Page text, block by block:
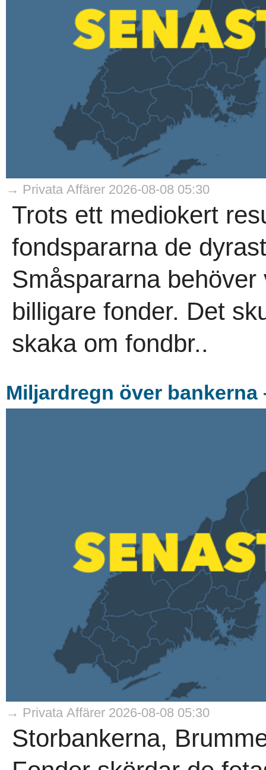
→ Privata Affärer 2026-08-08 05:30
Trots ett mediokert
fondspararna de
Småspararna
billigare fonder. Det
skaka om fondbr..
Miljardregn över
→ Privata Affärer 2026-08-08 05:30
Storbankerna,